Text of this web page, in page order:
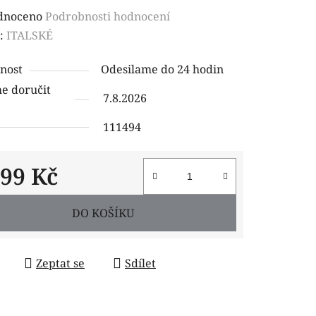
Podrobnosti hodnocení
ITALSKÉ
Odesilame do 24 hodin
doručit
7.8.2026
111494
Kč
cena:
DO KOŠÍKU
Zeptat se Sdílet